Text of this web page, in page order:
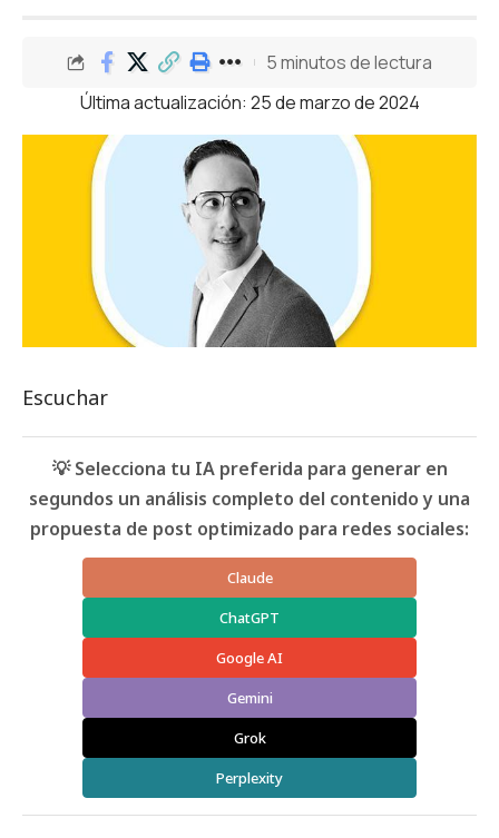
Última actualización: 25 de marzo de 2024
5 minutos de lectura
Escuchar
💡 Selecciona tu IA preferida para generar en
segundos un análisis completo del contenido y una
propuesta de post optimizado para redes sociales:
Claude
ChatGPT
Google AI
Gemini
Grok
Perplexity